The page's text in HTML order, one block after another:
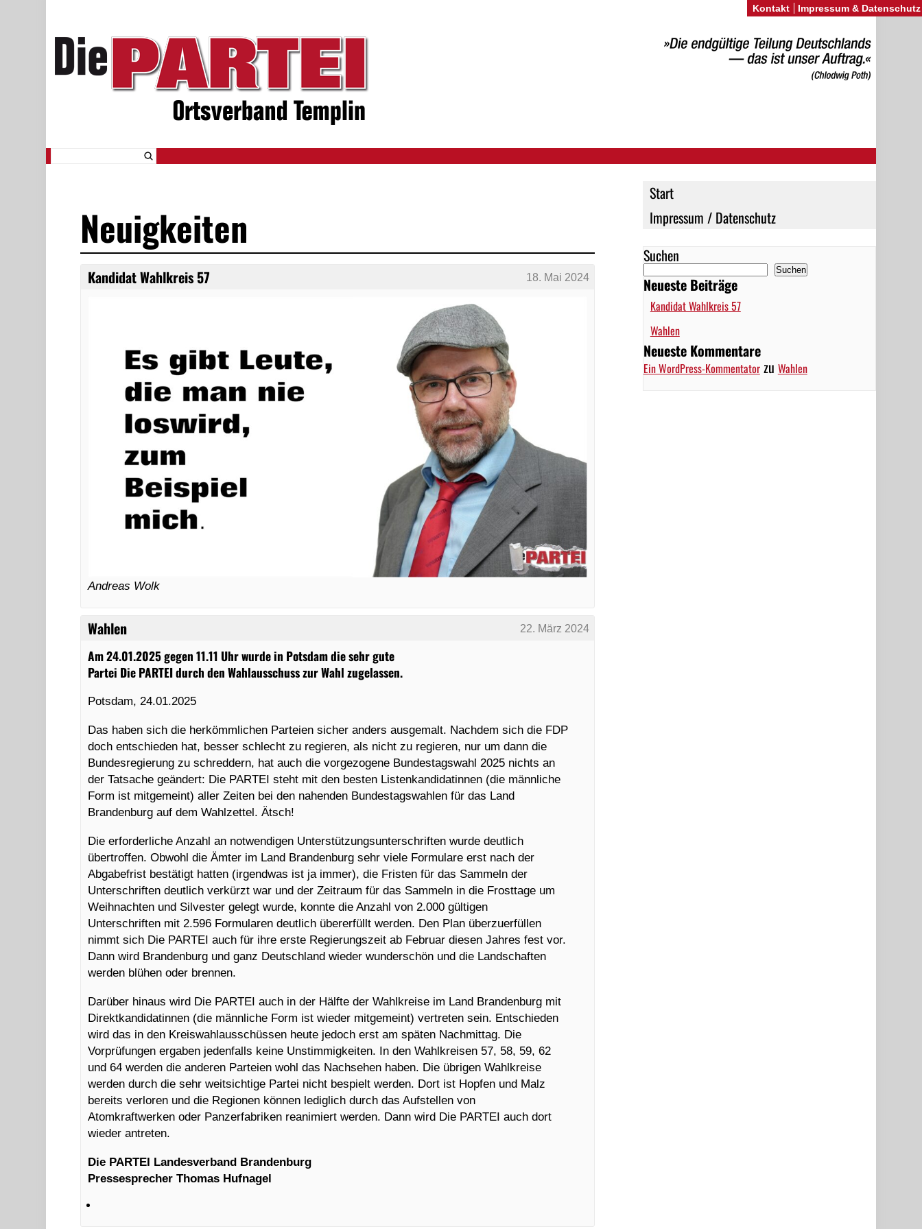
Start
Impressum / Datenschutz
Suchen
Suchen
Neueste Beiträge
Kandidat Wahlkreis 57
Wahlen
Neueste Kommentare
Ein WordPress-Kommentatorzu Wahlen
Neuigkeiten
Kandidat Wahlkreis 57 18. Mai 2024
Andreas Wolk
Wahlen 22. März 2024
Am 24.01.2025 gegen 11.11 Uhr wurde in Potsdam die sehr gute
Partei Die PARTEI durch den Wahlausschuss zur Wahl zugelassen.
Potsdam, 24.01.2025
Das haben sich die herkömmlichen Parteien sicher anders ausgemalt. Nachdem sich die FDP
doch entschieden hat, besser schlecht zu regieren, als nicht zu regieren, nur um dann die
Bundesregierung zu schreddern, hat auch die vorgezogene Bundestagswahl 2025 nichts an
der Tatsache geändert: Die PARTEI steht mit den besten Listenkandidatinnen (die männliche
Form ist mitgemeint) aller Zeiten bei den nahenden Bundestagswahlen für das Land
Brandenburg auf dem Wahlzettel. Ätsch!
Die erforderliche Anzahl an notwendigen Unterstützungsunterschriften wurde deutlich
übertroffen. Obwohl die Ämter im Land Brandenburg sehr viele Formulare erst nach der
Abgabefrist bestätigt hatten (irgendwas ist ja immer), die Fristen für das Sammeln der
Unterschriften deutlich verkürzt war und der Zeitraum für das Sammeln in die Frosttage um
Weihnachten und Silvester gelegt wurde, konnte die Anzahl von 2.000 gültigen
Unterschriften mit 2.596 Formularen deutlich übererfüllt werden. Den Plan überzuerfüllen
nimmt sich Die PARTEI auch für ihre erste Regierungszeit ab Februar diesen Jahres fest vor.
Dann wird Brandenburg und ganz Deutschland wieder wunderschön und die Landschaften
werden blühen oder brennen.
Darüber hinaus wird Die PARTEI auch in der Hälfte der Wahlkreise im Land Brandenburg mit
Direktkandidatinnen (die männliche Form ist wieder mitgemeint) vertreten sein. Entschieden
wird das in den Kreiswahlausschüssen heute jedoch erst am späten Nachmittag. Die
Vorprüfungen ergaben jedenfalls keine Unstimmigkeiten. In den Wahlkreisen 57, 58, 59, 62
und 64 werden die anderen Parteien wohl das Nachsehen haben. Die übrigen Wahlkreise
werden durch die sehr weitsichtige Partei nicht bespielt werden. Dort ist Hopfen und Malz
bereits verloren und die Regionen können lediglich durch das Aufstellen von
Atomkraftwerken oder Panzerfabriken reanimiert werden. Dann wird Die PARTEI auch dort
wieder antreten.
Die PARTEI Landesverband Brandenburg
Pressesprecher Thomas Hufnagel
Kontakt Impressum & Datenschutz